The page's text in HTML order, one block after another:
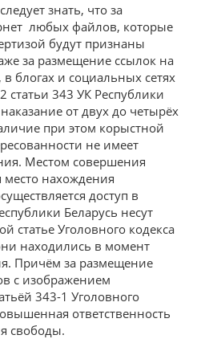
знать, что за
любых файлов, которые
будут признаны
за размещение ссылок на
блогах и социальных сетях
статьи 343 УК Республики
от двух до четырёх
при этом корыстной
не имеет
Местом совершения
место нахождения
доступ в
Беларусь несут
статье Уголовного кодекса
находились в момент
Причём за размещение
с изображением
343-1 Уголовного
ответственность
свободы.